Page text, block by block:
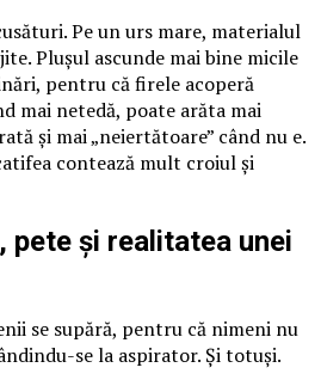
Pe un urs mare, materialul
Plușul ascunde mai bine micile
pentru că firele acoperă
mai netedă, poate arăta mai
și mai „neiertătoare” când nu e.
contează mult croiul și
pete și realitatea unei
se supără, pentru că nimeni nu
se la aspirator. Și totuși.